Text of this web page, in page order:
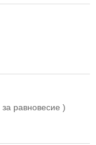
равновесие )